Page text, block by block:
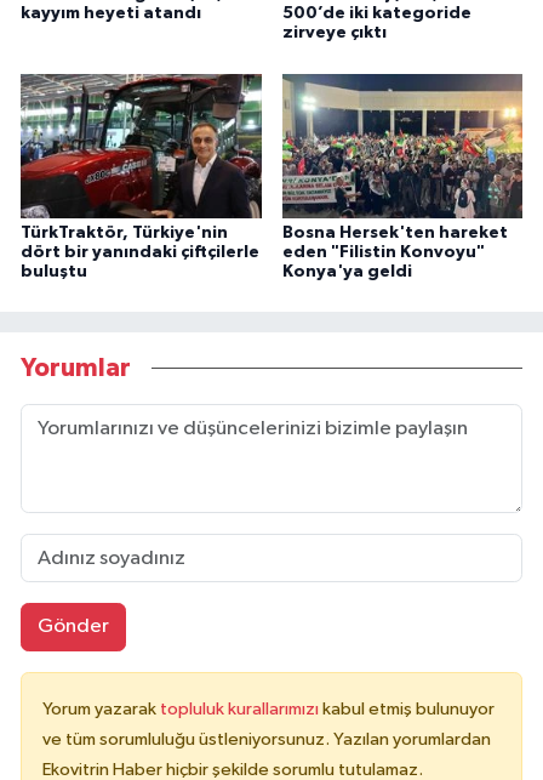
kayyım heyeti atandı
500’de iki kategoride
zirveye çıktı
TürkTraktör, Türkiye'nin
dört bir yanındaki çiftçilerle
buluştu
Bosna Hersek'ten hareket
eden "Filistin Konvoyu"
Konya'ya geldi
Yorumlar
Gönder
Yorum yazarak topluluk kurallarımızı kabul etmiş bulunuyor
ve tüm sorumluluğu üstleniyorsunuz. Yazılan yorumlardan
Ekovitrin Haber hiçbir şekilde sorumlu tutulamaz.